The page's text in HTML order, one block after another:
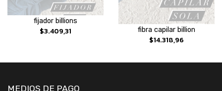
fijador billions
$3.409,31 fibra capilar billion
$14.318,96
MEDIOS DE PAGO